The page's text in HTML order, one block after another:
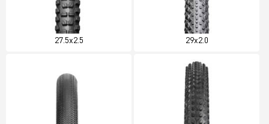
27.5x2.5 29x2.0